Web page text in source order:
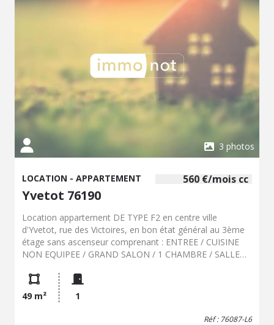
3 photos
560 €/mois cc
LOCATION - APPARTEMENT
Yvetot 76190
Location appartement DE TYPE F2 en centre ville
d'Yvetot, rue des Victoires, en bon état général au 3ème
étage sans ascenseur comprenant : ENTREE / CUISINE
NON EQUIPEE / GRAND SALON / 1 CHAMBRE / SALLE
CHAUFFAGE INDIVIDUEL ELECTRIQUE
49 m²
1
Réf : 76087-L6